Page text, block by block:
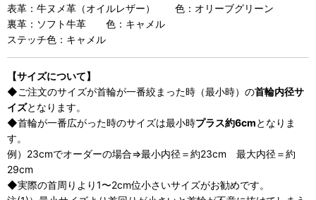
表革：牛ヌメ革（オイルレザー） 色：オリーブグリーン
裏革：ソフト牛革 色：キャメル
ステッチ色：キャメル
【サイズについて】
◆ご注文のサイズが首輪が一番絞まった時（最小時）の首輪内径サ
イズとなります。
◆首輪が一番広がった時のサイズは最小時プラス約6cmとなりま
す。
例）23cmでオーダーの場合⇒最小内径＝約23cm 最大内径＝約
29cm
◆実際の首周りより1〜2cm位小さいサイズがお勧めです。